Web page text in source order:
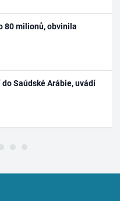
80 milionů, obvinila
Saúdské Arábie, uvádí